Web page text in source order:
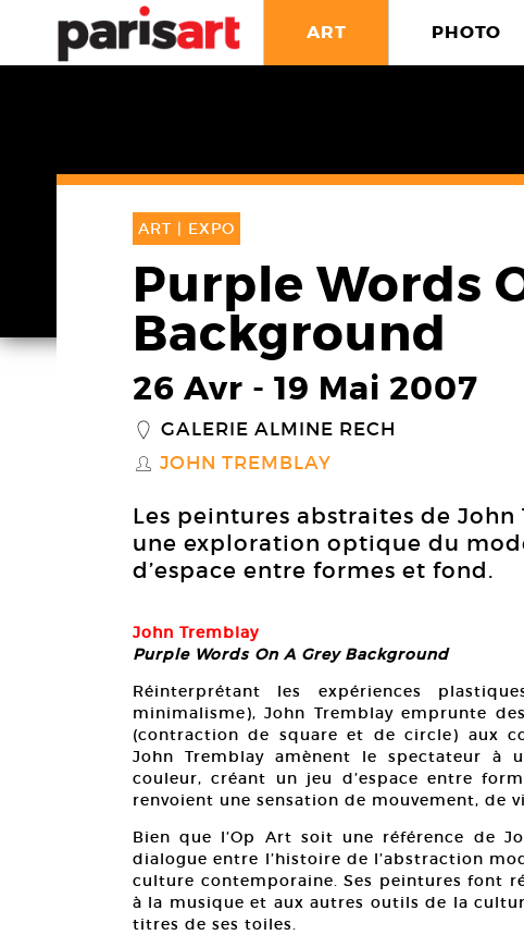
ART PHOTO
ART | EXPO
Purple Words
Background
26 Avr - 19 Mai 2007
_ GALERIE ALMINE RECH
S JOHN TREMBLAY
Les peintures abstraites de
une exploration optique du
d’espace entre formes et fond.
John Tremblay
Purple Words On A Grey Background
Réinterprétant les expériences
minimalisme), John Tremblay emprunte
(contraction de square et de circle) aux
John Tremblay amènent le spectateur
couleur, créant un jeu d’espace entre
renvoient une sensation de mouvement, de
Bien que l’Op Art soit une référence de
dialogue entre l’histoire de l’abstraction
culture contemporaine. Ses peintures font
à la musique et aux autres outils de la
titres de ses toiles.